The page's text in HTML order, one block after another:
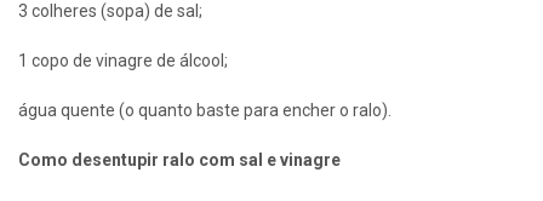
3 colheres (sopa) de sal;
1 copo de vinagre de álcool;
água quente (o quanto baste para encher o ralo).
Como desentupir ralo com sal e vinagre